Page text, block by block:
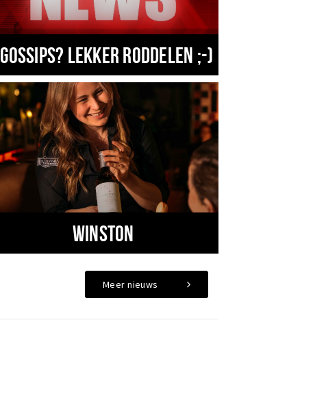
Gossips? Lekker roddelen ;-)
Winston
Meer nieuws